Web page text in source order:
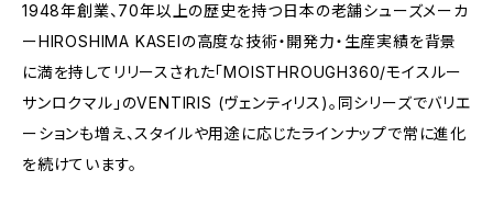
1948年創業、70年以上の歴史を持つ日本の老舗シューズメーカ
ーHIROSHIMA KASEIの高度な技術・開発力・生産実績を背景
に満を持してリリースされた「MOISTHROUGH360/モイスルー
サンロクマル」のVENTIRIS (ヴェンティリス)。同シリーズでバリエ
ーションも増え、スタイルや用途に応じたラインナップで常に進化
を続けています。